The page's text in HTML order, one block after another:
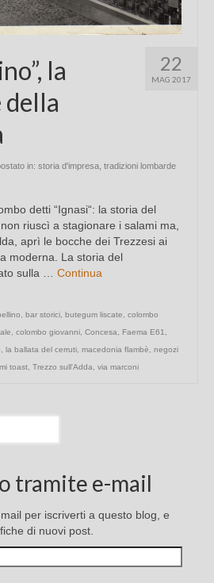
22
MAG 2017
la
in: storia d'impresa tradizioni lombarde
detti “Ignasi“: la storia del
riuscì a stagionare i salami ma,
aprì le bocche dei Trezzesi ai
moderna. La storia del
sulla … Continua
bar storici butegum liscate
colombo
colombo giovanni Concesa Faema E61
la ballata del cerruti macedonia flambè
negozi
toast Trezzo sull'Adda via marconi
tramite e-mail
per iscriverti a questo blog, e
di nuovi post.